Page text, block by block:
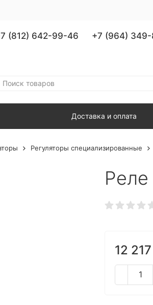
(812) 642-99-46 +7 (964)
Доставка и оплата
Регуляторы специализированные
12 217